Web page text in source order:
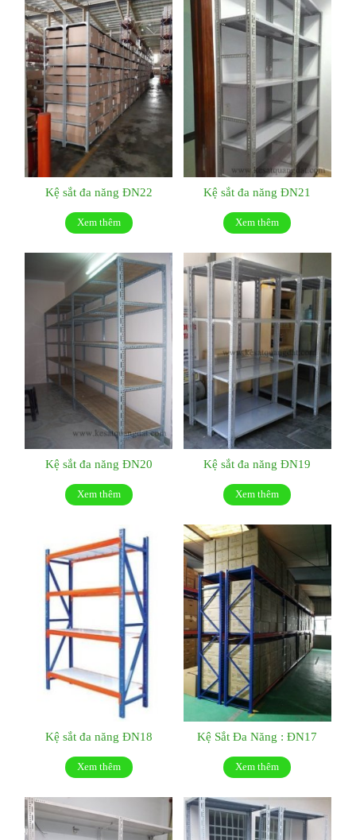
Kệ sắt đa năng ĐN22
Xem thêm
Kệ sắt đa năng ĐN21
Xem thêm
Kệ sắt đa năng ĐN20
Xem thêm
Kệ sắt đa năng ĐN19
Xem thêm
Kệ sắt đa năng ĐN18
Xem thêm
Kệ Sắt Đa Năng : ĐN17
Xem thêm